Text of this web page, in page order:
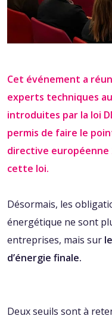
Cet événement a
experts techniques
introduites par la loi
permis de faire le
directive européenne
cette loi.
Désormais, les
énergétique ne sont
entreprises, mais sur
d’énergie finale.
Deux seuils sont à